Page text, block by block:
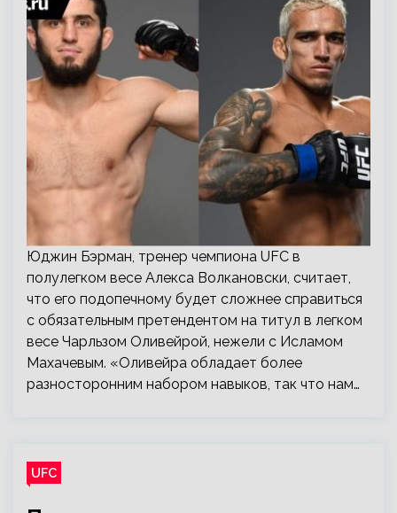
Юджин Бэрман, тренер чемпиона UFC в
полулегком весе Алекса Волкановски, считает,
что его подопечному будет сложнее справиться
с обязательным претендентом на титул в легком
весе Чарльзом Оливейрой, нежели с Исламом
Махачевым. «Оливейра обладает более
разносторонним набором навыков, так что нам…
UFC